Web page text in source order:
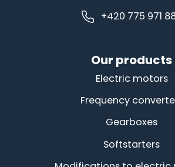
+420 775 971
Our products
Electric motors
Frequency
Gearboxes
Softstarters